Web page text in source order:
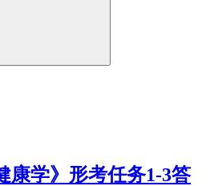
康学》形考任务1-3答